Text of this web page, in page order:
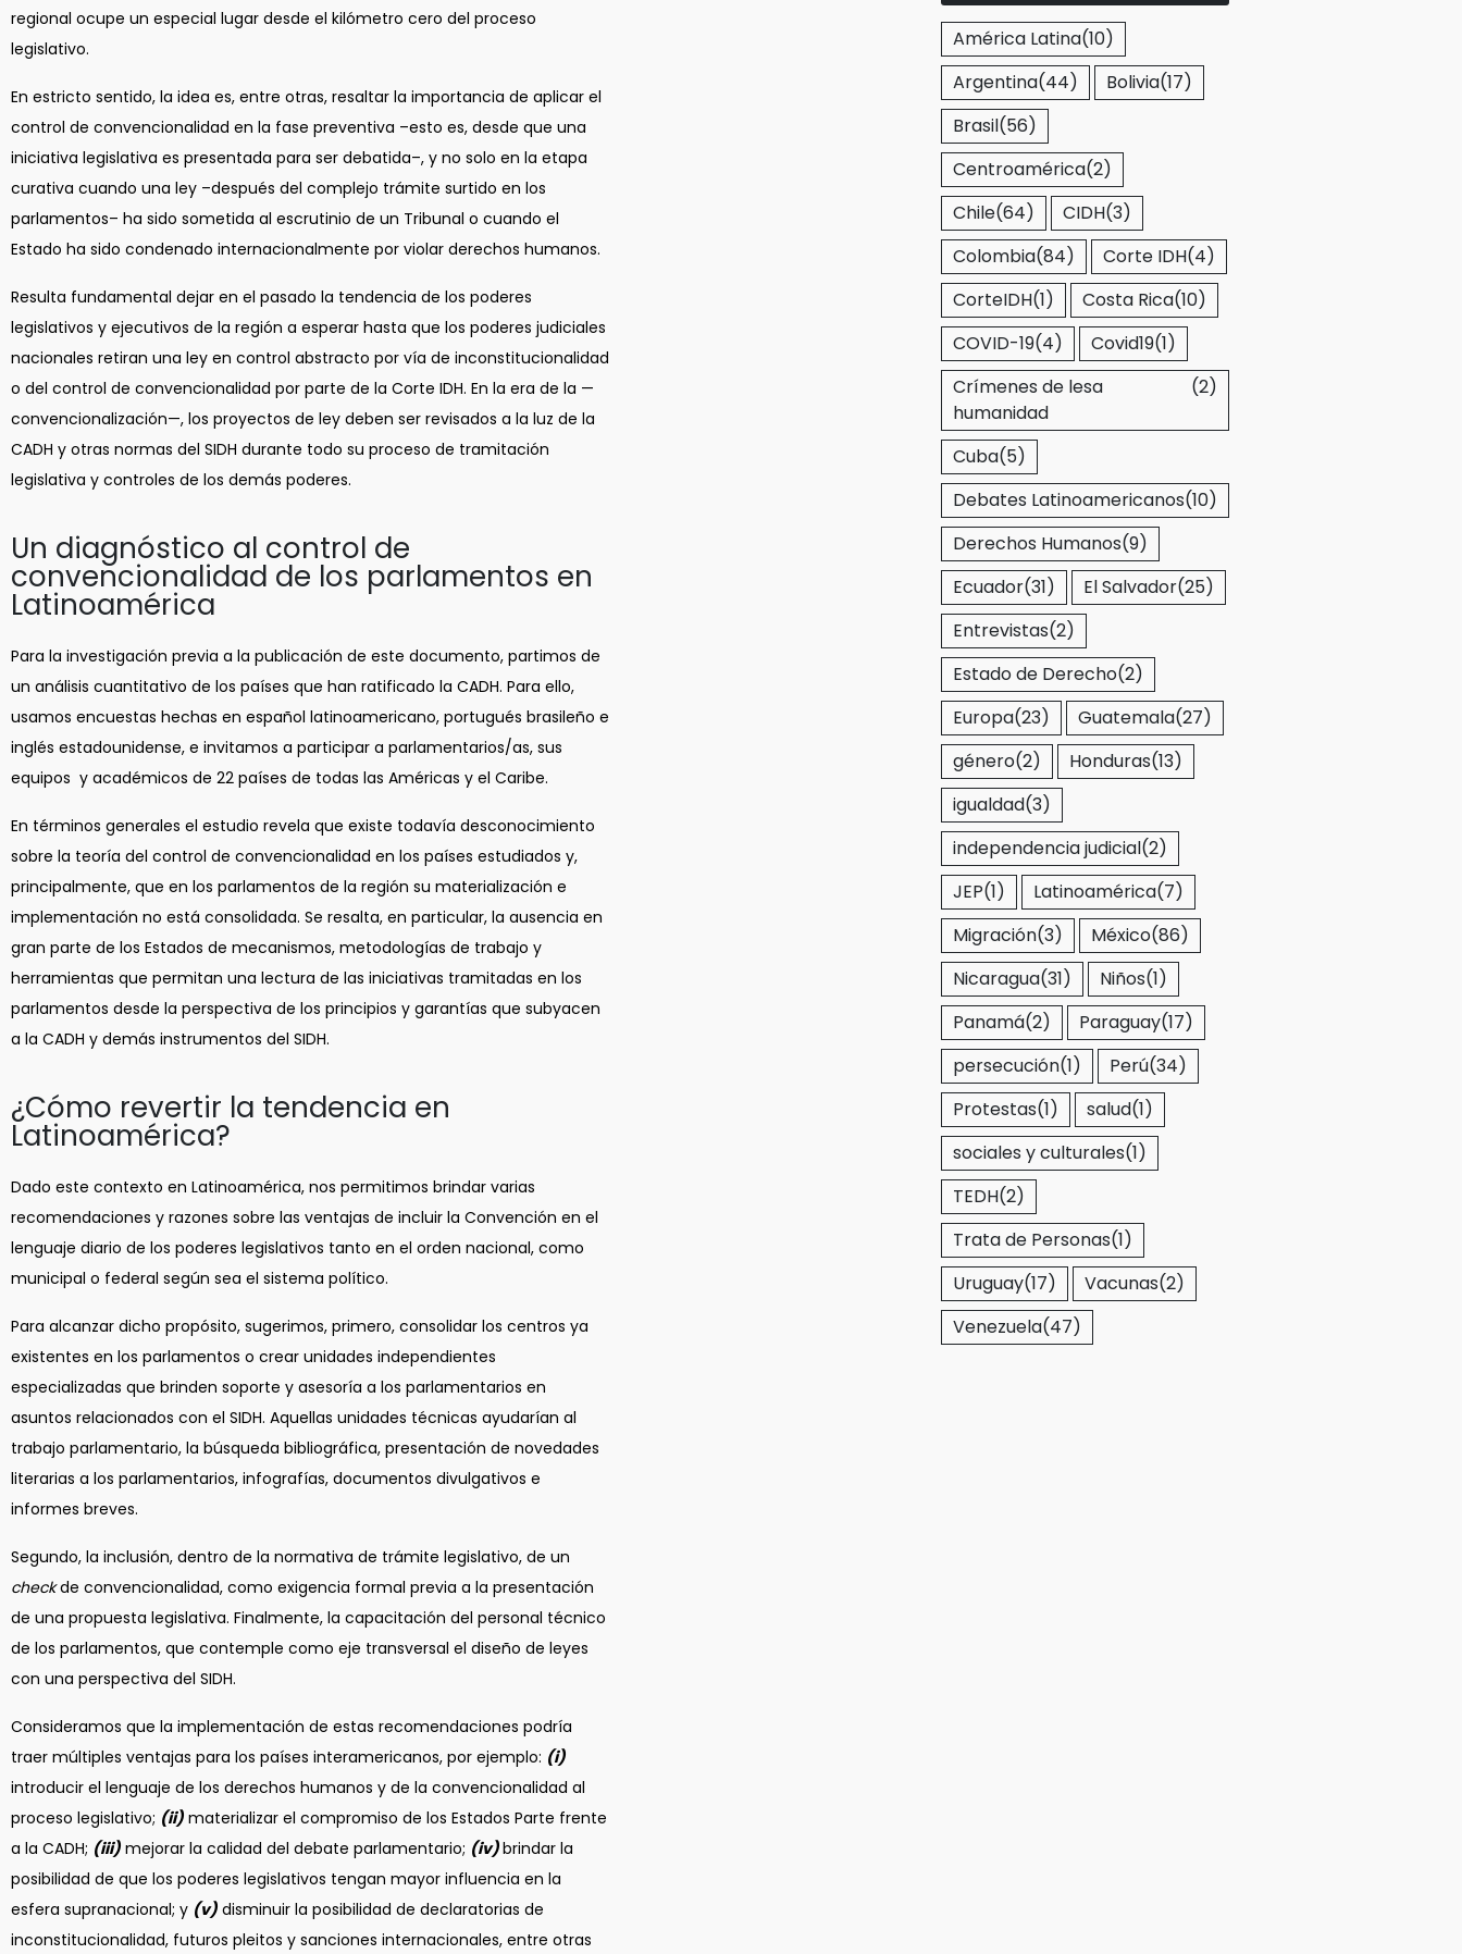
regional ocupe un especial lugar desde el kilómetro cero del proceso
legislativo.
En estricto sentido, la idea es, entre otras, resaltar la importancia de aplicar el
control de convencionalidad en la fase preventiva –esto es, desde que una
iniciativa legislativa es presentada para ser debatida–, y no solo en la etapa
curativa cuando una ley –después del complejo trámite surtido en los
parlamentos– ha sido sometida al escrutinio de un Tribunal o cuando el
Estado ha sido condenado internacionalmente por violar derechos humanos.
Resulta fundamental dejar en el pasado la tendencia de los poderes
legislativos y ejecutivos de la región a esperar hasta que los poderes judiciales
nacionales retiran una ley en control abstracto por vía de inconstitucionalidad
o del control de convencionalidad por parte de la Corte IDH. En la era de la —
convencionalización—, los proyectos de ley deben ser revisados a la luz de la
CADH y otras normas del SIDH durante todo su proceso de tramitación
legislativa y controles de los demás poderes.
Un diagnóstico al control de
convencionalidad de los parlamentos en
Latinoamérica
Para la investigación previa a la publicación de este documento, partimos de
un análisis cuantitativo de los países que han ratificado la CADH. Para ello,
usamos encuestas hechas en español latinoamericano, portugués brasileño e
inglés estadounidense, e invitamos a participar a parlamentarios/as, sus
equipos y académicos de 22 países de todas las Américas y el Caribe.
En términos generales el estudio revela que existe todavía desconocimiento
sobre la teoría del control de convencionalidad en los países estudiados y,
principalmente, que en los parlamentos de la región su materialización e
implementación no está consolidada. Se resalta, en particular, la ausencia en
gran parte de los Estados de mecanismos, metodologías de trabajo y
herramientas que permitan una lectura de las iniciativas tramitadas en los
parlamentos desde la perspectiva de los principios y garantías que subyacen
a la CADH y demás instrumentos del SIDH.
¿Cómo revertir la tendencia en
Latinoamérica?
Dado este contexto en Latinoamérica, nos permitimos brindar varias
recomendaciones y razones sobre las ventajas de incluir la Convención en el
lenguaje diario de los poderes legislativos tanto en el orden nacional, como
municipal o federal según sea el sistema político.
Para alcanzar dicho propósito, sugerimos, primero, consolidar los centros ya
existentes en los parlamentos o crear unidades independientes
especializadas que brinden soporte y asesoría a los parlamentarios en
asuntos relacionados con el SIDH. Aquellas unidades técnicas ayudarían al
trabajo parlamentario, la búsqueda bibliográfica, presentación de novedades
literarias a los parlamentarios, infografías, documentos divulgativos e
informes breves.
Segundo, la inclusión, dentro de la normativa de trámite legislativo, de un
checkde convencionalidad, como exigencia formal previa a la presentación
de una propuesta legislativa. Finalmente, la capacitación del personal técnico
de los parlamentos, que contemple como eje transversal el diseño de leyes
con una perspectiva del SIDH.
Consideramos que la implementación de estas recomendaciones podría
traer múltiples ventajas para los países interamericanos, por ejemplo: (i)
introducir el lenguaje de los derechos humanos y de la convencionalidad al
proceso legislativo; (ii) materializar el compromiso de los Estados Parte frente
a la CADH; (iii) mejorar la calidad del debate parlamentario; (iv)brindar la
posibilidad de que los poderes legislativos tengan mayor influencia en la
esfera supranacional; y (v) disminuir la posibilidad de declaratorias de
inconstitucionalidad, futuros pleitos y sanciones internacionales, entre otras
América Latina(10)
Argentina(44) Bolivia(17)
Brasil(56)
Centroamérica(2)
Chile(64) CIDH(3)
Colombia(84) Corte IDH(4)
CorteIDH(1) Costa Rica(10)
COVID-19(4) Covid19(1)
Crímenes de lesa
humanidad
(2)
Cuba(5)
Debates Latinoamericanos(10)
Derechos Humanos(9)
Ecuador(31) El Salvador(25)
Entrevistas(2)
Estado de Derecho(2)
Europa(23) Guatemala(27)
género(2) Honduras(13)
igualdad(3)
independencia judicial(2)
JEP(1) Latinoamérica(7)
Migración(3) México(86)
Nicaragua(31) Niños(1)
Panamá(2) Paraguay(17)
persecución(1) Perú(34)
Protestas(1) salud(1)
sociales y culturales(1)
TEDH(2)
Trata de Personas(1)
Uruguay(17) Vacunas(2)
Venezuela(47)